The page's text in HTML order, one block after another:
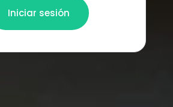
Iniciar sesión